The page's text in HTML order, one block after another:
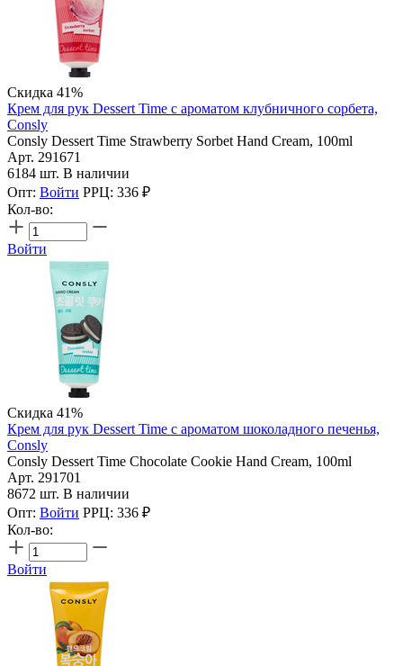
Скидка 41%
Крем для рук Dessert Time с ароматом клубничного сорбета,
Consly
Consly Dessert Time Strawberry Sorbet Hand Cream, 100ml
Арт. 291671
6184 шт. В наличии
Опт: Войти РРЦ: 336 ₽
Кол-во:
Войти
Скидка 41%
Крем для рук Dessert Time с ароматом шоколадного печенья,
Consly
Consly Dessert Time Chocolate Cookie Hand Cream, 100ml
Арт. 291701
8672 шт. В наличии
Опт: Войти РРЦ: 336 ₽
Кол-во:
Войти